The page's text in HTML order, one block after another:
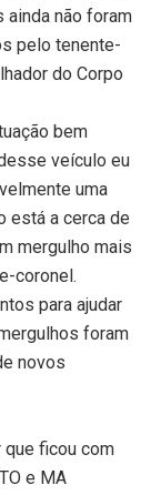
ainda não foram
pelo tenente-
do Corpo
bem
veículo eu
uma
está a cerca de
mergulho mais
coronel.
para ajudar
foram
novos
que ficou com
e MA